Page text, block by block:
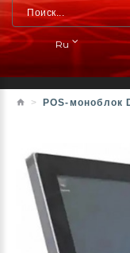
Ru
POS-моноблок